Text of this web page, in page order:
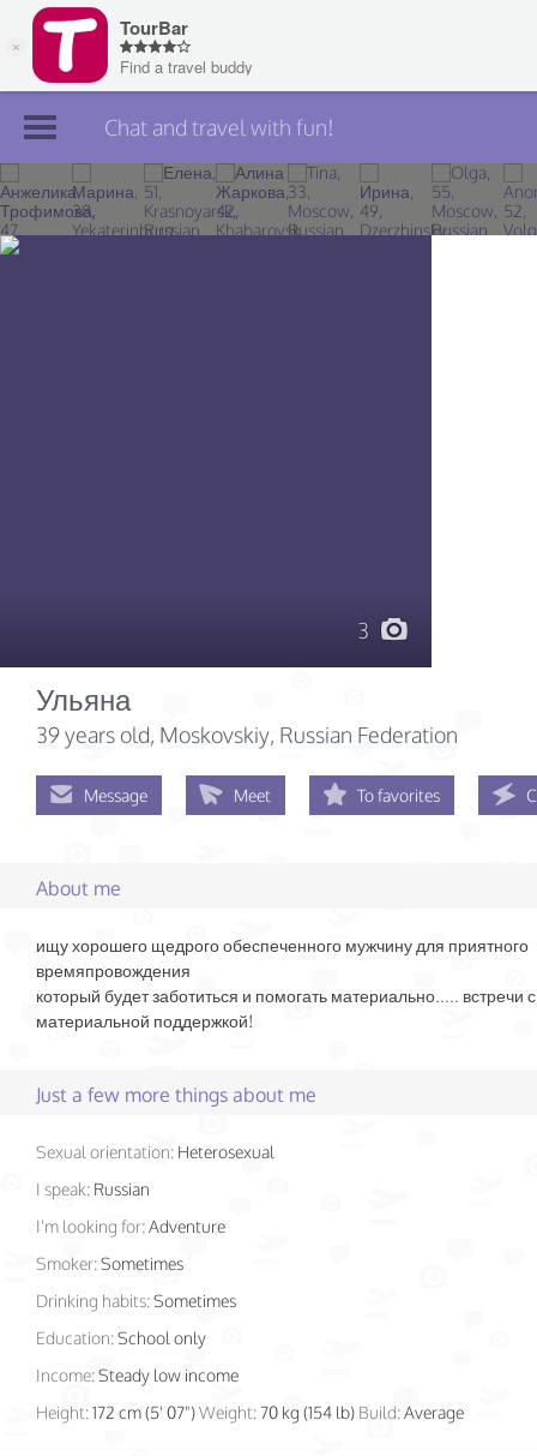
Join TourBar
Log in
Chat and travel with fun!
3
Ульяна
39 years old, Moskovskiy, Russian Federation
Message Meet To favorites
About me
ищу хорошего щедрого обеспеченного мужчину для приятного
времяпровождения
который будет заботиться и помогать материально..... встречи с
материальной поддержкой!
Just a few more things about me
Sexual orientation: Heterosexual
I speak: Russian
I'm looking for:Adventure
Smoker:Sometimes
Drinking habits:Sometimes
Education:School only
Income:Steady low income
Height:172 cm (5' 07")Weight: 70 kg (154 lb) Build:Average